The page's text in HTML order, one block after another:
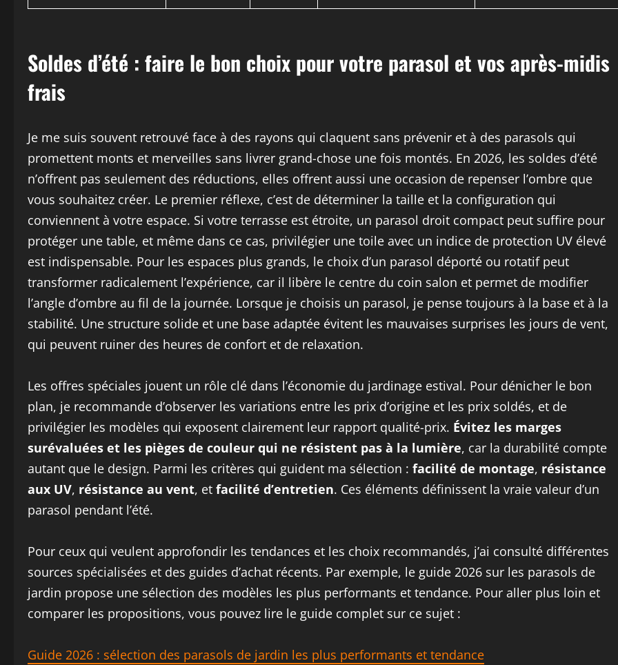
Soldes d’été : faire le bon choix pour votre parasol et vos après-midis
frais
Je me suis souvent retrouvé face à des rayons qui claquent sans prévenir et à des parasols qui
promettent monts et merveilles sans livrer grand-chose une fois montés. En 2026, les soldes d’été
n’offrent pas seulement des réductions, elles offrent aussi une occasion de repenser l’ombre que
vous souhaitez créer. Le premier réflexe, c’est de déterminer la taille et la configuration qui
conviennent à votre espace. Si votre terrasse est étroite, un parasol droit compact peut suffire pour
protéger une table, et même dans ce cas, privilégier une toile avec un indice de protection UV élevé
est indispensable. Pour les espaces plus grands, le choix d’un parasol déporté ou rotatif peut
transformer radicalement l’expérience, car il libère le centre du coin salon et permet de modifier
l’angle d’ombre au fil de la journée. Lorsque je choisis un parasol, je pense toujours à la base et à la
stabilité. Une structure solide et une base adaptée évitent les mauvaises surprises les jours de vent,
qui peuvent ruiner des heures de confort et de relaxation.
Les offres spéciales jouent un rôle clé dans l’économie du jardinage estival. Pour dénicher le bon
plan, je recommande d’observer les variations entre les prix d’origine et les prix soldés, et de
privilégier les modèles qui exposent clairement leur rapport qualité-prix. Évitez les marges
surévaluées et les pièges de couleur qui ne résistent pas à la lumière, car la durabilité compte
autant que le design. Parmi les critères qui guident ma sélection : facilité de montage, résistance
aux UV, résistance au vent, et facilité d’entretien. Ces éléments définissent la vraie valeur d’un
parasol pendant l’été.
Pour ceux qui veulent approfondir les tendances et les choix recommandés, j’ai consulté différentes
sources spécialisées et des guides d’achat récents. Par exemple, le guide 2026 sur les parasols de
jardin propose une sélection des modèles les plus performants et tendance. Pour aller plus loin et
comparer les propositions, vous pouvez lire le guide complet sur ce sujet :
Guide 2026 : sélection des parasols de jardin les plus performants et tendance